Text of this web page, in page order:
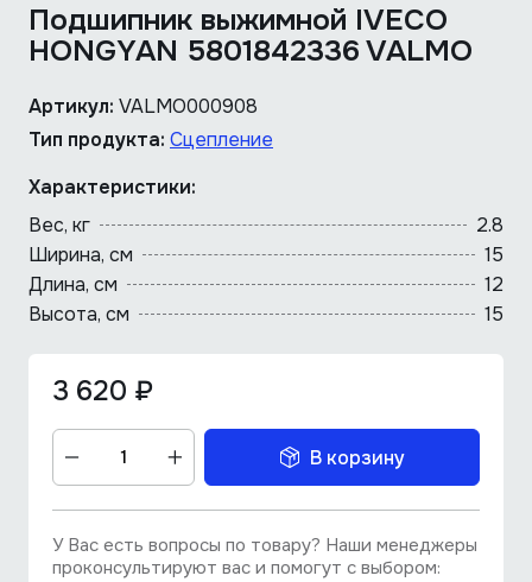
Подшипник выжимной IVECO
HONGYAN 5801842336 VALMO
Артикул: VALMO000908
Тип продукта: Сцепление
Характеристики:
Вес, кг
2.8
Ширина, см
15
Длина, cм
12
Высота, см
15
3 620 ₽
В корзину
У Вас есть вопросы по товару? Наши менеджеры
проконсультируют вас и помогут с выбором: